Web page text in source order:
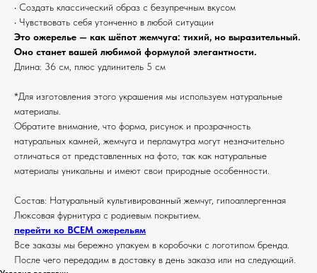
• Создать классический образ с безупречным вкусом
• Чувствовать себя утонченно в любой ситуации
Это ожерелье — как шёпот жемчуга: тихий, но выразительный.
Оно станет вашей любимой формулой элегантности.
Длина: 36 см, плюс удлинитель 5 см
*Для изготовления этого украшения мы используем натуральные
материалы.
Обратите внимание, что форма, рисунок и прозрачность
натуральных камней, жемчуга и перламутра могут незначительно
отличаться от представленных на фото, так как натуральные
материалы уникальны и имеют свои природные особенности.
Состав: Натуральный культивированный жемчуг, гипоаллергенная
Люксовая фурнитура с родиевым покрытием.
перейти ко ВСЕМ ожерельям
Все заказы мы бережно упакуем в коробочки с логотипом бренда.
После чего передадим в доставку в день заказа или на следующий.